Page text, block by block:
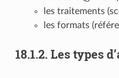
les traitements
les formats
18.1.2. Les types